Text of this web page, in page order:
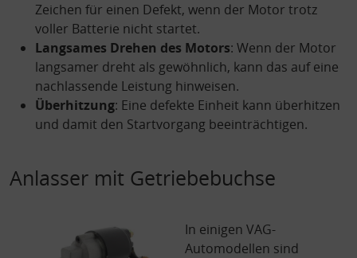
Zeichen für einen Defekt, wenn der Motor trotz
voller Batterie nicht startet.
Langsames Drehen des Motors: Wenn der Motor
langsamer dreht als gewöhnlich, kann das auf eine
nachlassende Leistung hinweisen.
Überhitzung: Eine defekte Einheit kann überhitzen
und damit den Startvorgang beeinträchtigen.
Anlasser mit Getriebebuchse
In einigen VAG-
Automodellen sind